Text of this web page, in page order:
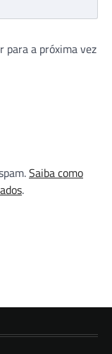
para a próxima vez
Saiba como
.